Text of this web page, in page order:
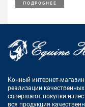
ПОДРОБНЕЕ
Конный интернет-магазин
реализации
совершают покупки
вся продукция